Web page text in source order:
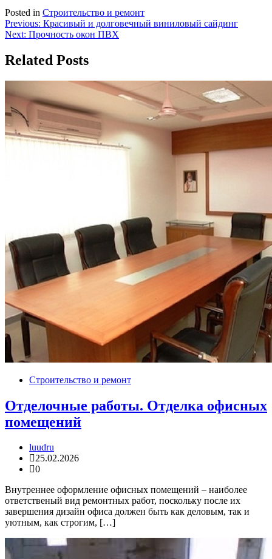
Posted in Строительство и ремонт
Навигация
по
записям
Previous: Красивый и долговечный виниловый сайдинг
Next: Прочность окон ПВХ
Related Posts
Строительство и ремонт
Отделочные работы. Отделка офисных
помещений
luudru
25.02.2026
0
Внутреннее оформление офисных помещений – наиболее
ответственый вид ремонтных работ, поскольку после их
завершения дизайн офиса должен быть как деловым, так и
уютным, как строгим, […]